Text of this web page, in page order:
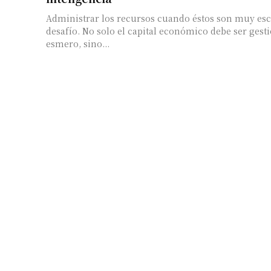
Administrar los recursos cuando éstos son muy
desafío. No solo el capital económico debe ser
esmero, sino...